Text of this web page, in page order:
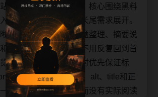
内连续阅读场景整理，核心围绕黑料
口、明星黑料和相关长尾需求展开。
主题，再补充相关问题整理、摘要说
可点击入口，让用户不用反复回到首
同类内容。每日更新时优先保证标
、canonical、主题图、alt、title和正
致，避免只替换词语而没有实际阅读